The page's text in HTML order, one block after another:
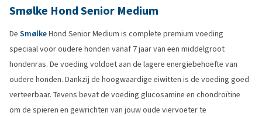
Smølke Hond Senior Medium
De SmølkeHond Senior Medium is complete premium voeding
speciaal voor oudere honden vanaf 7 jaar van een middelgroot
hondenras. De voeding voldoet aan de lagere energiebehoefte van
oudere honden. Dankzij de hoogwaardige eiwitten is de voeding goed
verteerbaar. Tevens bevat de voeding glucosamine en chondroïtine
om de spieren en gewrichten van jouw oude viervoeter te